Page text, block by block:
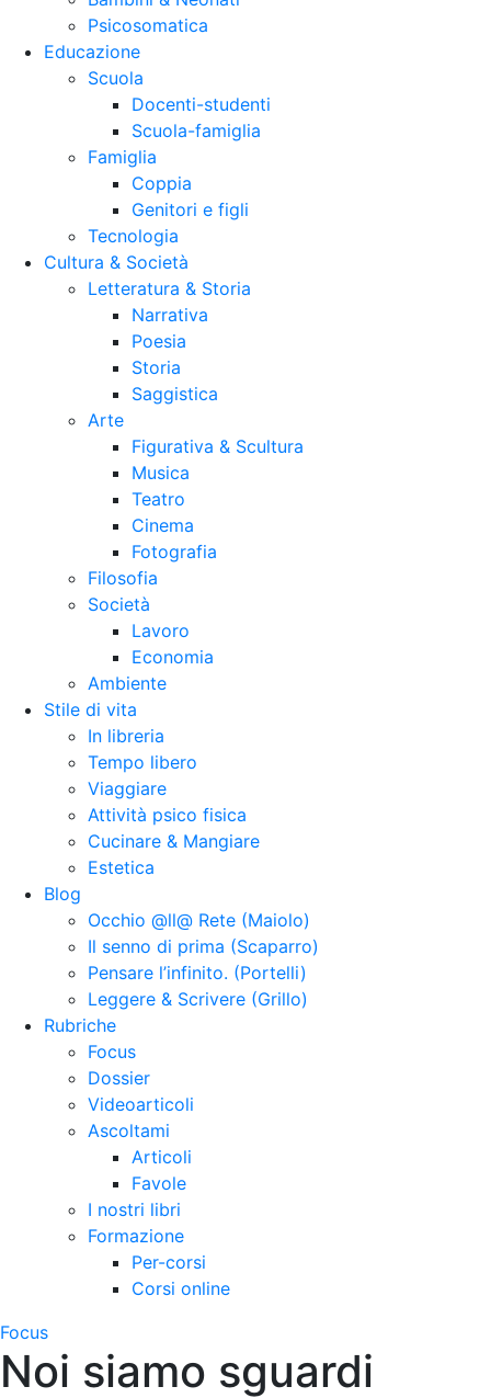
Psicosomatica
Educazione
Scuola
Docenti-studenti
Scuola-famiglia
Famiglia
Coppia
Genitori e figli
Tecnologia
Cultura & Società
Letteratura & Storia
Narrativa
Poesia
Storia
Saggistica
Arte
Figurativa & Scultura
Musica
Teatro
Cinema
Fotografia
Filosofia
Società
Lavoro
Economia
Ambiente
Stile di vita
In libreria
Tempo libero
Viaggiare
Attività psico fisica
Cucinare & Mangiare
Estetica
Blog
Occhio @ll@ Rete (Maiolo)
Il senno di prima (Scaparro)
Pensare l’infinito. (Portelli)
Leggere & Scrivere (Grillo)
Rubriche
Focus
Dossier
Videoarticoli
Ascoltami
Articoli
Favole
I nostri libri
Formazione
Per-corsi
Corsi online
Focus
Noi siamo sguardi